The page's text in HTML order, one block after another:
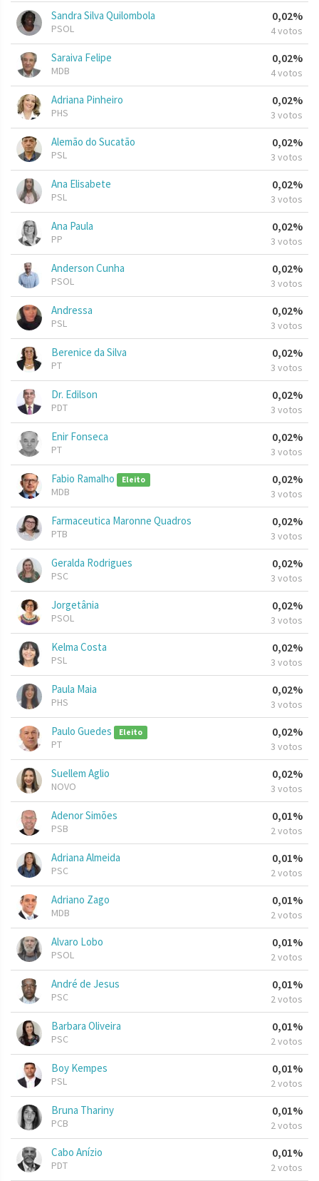
Sandra Silva Quilombola
PSOL
0,02%
4 votos
Saraiva Felipe
MDB
0,02%
4 votos
Adriana Pinheiro
PHS
0,02%
3 votos
Alemão do Sucatão
PSL
0,02%
3 votos
Ana Elisabete
PSL
0,02%
3 votos
Ana Paula
PP
0,02%
3 votos
Anderson Cunha
PSOL
0,02%
3 votos
Andressa
PSL
0,02%
3 votos
Berenice da Silva
PT
0,02%
3 votos
Dr. Edilson
PDT
0,02%
3 votos
Enir Fonseca
PT
0,02%
3 votos
Fabio Ramalho Eleito
MDB
0,02%
3 votos
Farmaceutica Maronne Quadros
PTB
0,02%
3 votos
Geralda Rodrigues
PSC
0,02%
3 votos
Jorgetânia
PSOL
0,02%
3 votos
Kelma Costa
PSL
0,02%
3 votos
Paula Maia
PHS
0,02%
3 votos
Paulo Guedes Eleito
PT
0,02%
3 votos
Suellem Aglio
NOVO
0,02%
3 votos
Adenor Simões
PSB
0,01%
2 votos
Adriana Almeida
PSC
0,01%
2 votos
Adriano Zago
MDB
0,01%
2 votos
Alvaro Lobo
PSOL
0,01%
2 votos
André de Jesus
PSC
0,01%
2 votos
Barbara Oliveira
PSC
0,01%
2 votos
Boy Kempes
PSL
0,01%
2 votos
Bruna Thariny
PCB
0,01%
2 votos
Cabo Anízio
PDT
0,01%
2 votos